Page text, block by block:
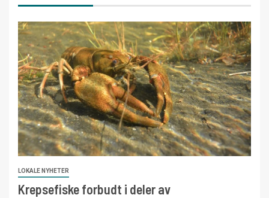
LOKALE NYHETER
Krepsefiske forbudt i deler av